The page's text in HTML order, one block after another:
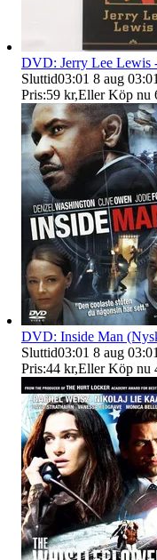
DVD: Jerry Lee Lewis
Sluttid03:01 8 aug 03:01
Pris:59 kr,Eller Köp nu
DVD: Inside Man
Sluttid03:01 8 aug 03:01
Pris:44 kr,Eller Köp nu